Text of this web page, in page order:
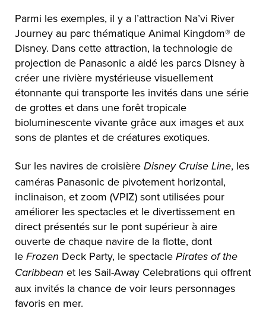
Parmi les exemples, il y a l’attraction Na’vi River
Journey au parc thématique Animal Kingdom® de
Disney. Dans cette attraction, la technologie de
projection de Panasonic a aidé les parcs Disney à
créer une rivière mystérieuse visuellement
étonnante qui transporte les invités dans une série
de grottes et dans une forêt tropicale
bioluminescente vivante grâce aux images et aux
sons de plantes et de créatures exotiques.
Sur les navires de croisière Disney Cruise Line, les
caméras Panasonic de pivotement horizontal,
inclinaison, et zoom (VPIZ) sont utilisées pour
améliorer les spectacles et le divertissement en
direct présentés sur le pont supérieur à aire
ouverte de chaque navire de la flotte, dont
le Frozen Deck Party, le spectacle Pirates of the
Caribbean et les Sail-Away Celebrations qui offrent
aux invités la chance de voir leurs personnages
favoris en mer.